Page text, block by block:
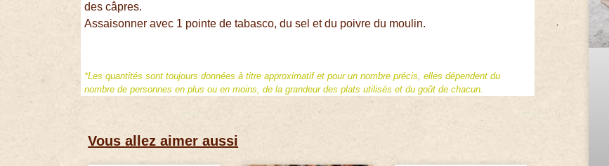
des câpres.
Assaisonner avec 1 pointe de tabasco, du sel et du poivre du moulin.
*Les quantités sont toujours données à titre approximatif et pour un nombre précis, elles dépendent du
nombre de personnes en plus ou en moins, de la grandeur des plats utilisés et du goût de chacun.
Vous allez aimer aussi